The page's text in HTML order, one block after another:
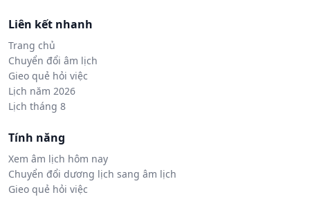
Liên kết nhanh
Trang chủ
Chuyển đổi âm lịch
Gieo quẻ hỏi việc
Lịch năm 2026
Lịch tháng 8
Tính năng
Xem âm lịch hôm nay
Chuyển đổi dương lịch sang âm lịch
Gieo quẻ hỏi việc